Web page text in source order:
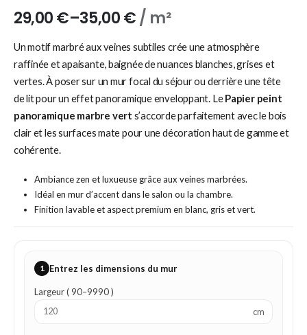
29,00€–35,00€/ m²
Un motif marbré aux veines subtiles crée une atmosphère
raffinée et apaisante, baignée de nuances blanches, grises et
vertes. À poser sur un mur focal du séjour ou derrière une tête
de lit pour un effet panoramique enveloppant. LePapier peint
panoramique marbre vert s’accorde parfaitement avec le bois
clair et les surfaces mate pour une décoration haut de gamme et
cohérente.
Ambiance zen et luxueuse grâce aux veines marbrées.
Idéal en mur d’accent dans le salon ou la chambre.
Finition lavable et aspect premium en blanc, gris et vert.
1 Entrez les dimensions du mur
Largeur ( 90–9990 )
cm